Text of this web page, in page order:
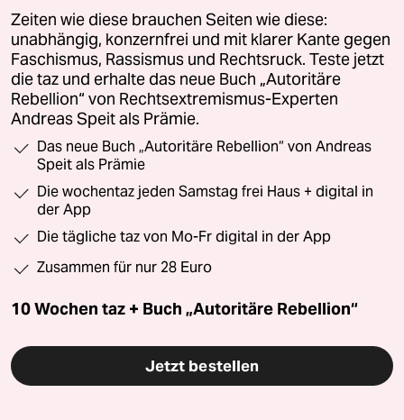
Zeiten wie diese brauchen Seiten wie diese:
unabhängig, konzernfrei und mit klarer Kante gegen
Faschismus, Rassismus und Rechtsruck. Teste jetzt
die taz und erhalte das neue Buch „Autoritäre
Rebellion“ von Rechtsextremismus-Experten
Andreas Speit als Prämie.
Das neue Buch „Autoritäre Rebellion“ von Andreas
Speit als Prämie
Die wochentaz jeden Samstag frei Haus + digital in
der App
Die tägliche taz von Mo-Fr digital in der App
Zusammen für nur 28 Euro
10 Wochen taz + Buch „Autoritäre Rebellion“
Jetzt bestellen